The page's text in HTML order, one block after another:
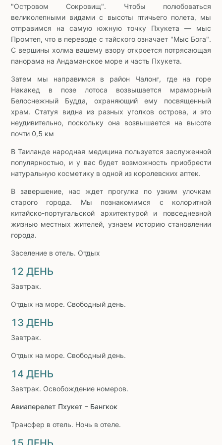
"Островом Сокровищ". Чтобы полюбоваться
великолепными видами с высоты птичьего полета, мы
отправимся на самую южную точку Пхукета — мыс
Промтеп, что в переводе с тайского означает "Мыс Бога".
С вершины холма вашему взору откроется потрясающая
панорама на Андаманское море и часть Пхукета.
Затем мы направимся в район Чалонг, где на горе
Накакед в позе лотоса возвышается мраморный
Белоснежный Будда, охраняющий ему посвященный
храм. Статуя видна из разных уголков острова, и это
неудивительно, поскольку она возвышается на высоте
почти 0,5 км
В Таиланде народная медицина пользуется заслуженной
популярностью, и у вас будет возможность приобрести
натуральную косметику в одной из королевских аптек.
В завершение, нас ждет прогулка по узким улочкам
старого города. Мы познакомимся с колоритной
китайско-португальской архитектурой и повседневной
жизнью местных жителей, узнаем историю становлении
города.
Заселение в отель. Отдых
12 ДЕНЬ
Завтрак.
Отдых на море. Свободный день.
13 ДЕНЬ
Завтрак.
Отдых на море. Свободный день.
14 ДЕНЬ
Завтрак. Освобождение номеров.
Авиаперелет Пхукет – Бангкок
Трансфер в отель. Ночь в отеле.